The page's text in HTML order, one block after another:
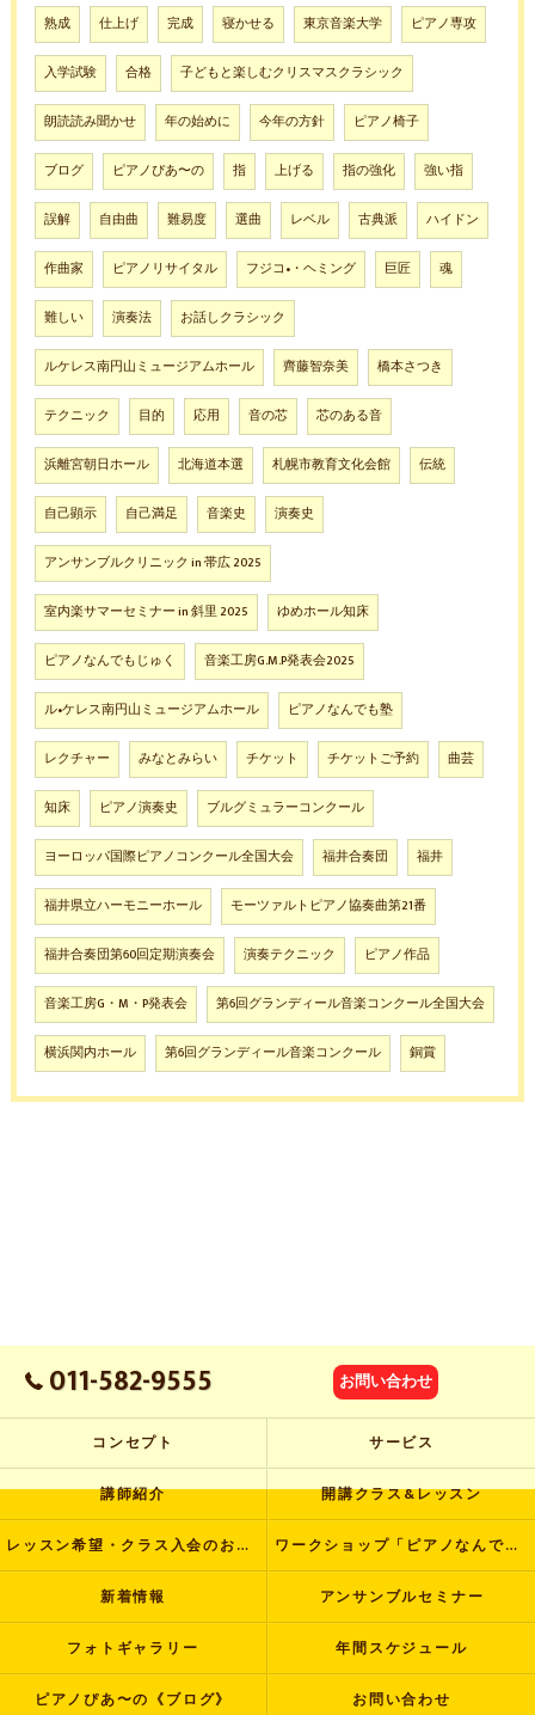
熟成 仕上げ 完成 寝かせる 東京音楽大学 ピアノ専攻
入学試験 合格 子どもと楽しむクリスマスクラシック
朗読読み聞かせ 年の始めに 今年の方針 ピアノ椅子
ブログ ピアノぴあ〜の 指 上げる 指の強化 強い指
誤解 自由曲 難易度 選曲 レベル 古典派 ハイドン
作曲家 ピアノリサイタル フジコ•・ヘミング 巨匠 魂
難しい 演奏法 お話しクラシック
ルケレス南円山ミュージアムホール 齊藤智奈美 橋本さつき
テクニック 目的 応用 音の芯 芯のある音
浜離宮朝日ホール 北海道本選 札幌市教育文化会館 伝統
自己顕示 自己満足 音楽史 演奏史
アンサンブルクリニック in 帯広 2025
室内楽サマーセミナー in 斜里 2025 ゆめホール知床
ピアノなんでもじゅく 音楽工房G.M.P発表会2025
ル•ケレス南円山ミュージアムホール ピアノなんでも塾
レクチャー みなとみらい チケット チケットご予約 曲芸
知床 ピアノ演奏史 ブルグミュラーコンクール
ヨーロッパ国際ピアノコンクール全国大会 福井合奏団 福井
福井県立ハーモニーホール モーツァルトピアノ協奏曲第21番
福井合奏団第60回定期演奏会 演奏テクニック ピアノ作品
音楽工房G・M・P発表会 第6回グランディール音楽コンクール全国大会
横浜関内ホール 第6回グランディール音楽コンクール 銅賞
011-582-9555 お問い合わせ
コンセプト サービス
講師紹介 開講クラス&レッスン
レッスン希望・クラス入会のお申し込み ワークショップ「ピアノなんでも塾」
新着情報 アンサンブルセミナー
フォトギャラリー 年間スケジュール
ピアノぴあ〜の《ブログ》 お問い合わせ